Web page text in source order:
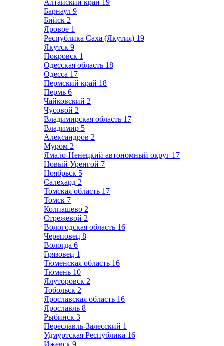
Алтайский край 19
Барнаул 9
Бийск 2
Яровое 1
Республика Саха (Якутия) 19
Якутск 9
Покровск 1
Одесская область 18
Одесса 17
Пермский край 18
Пермь 6
Чайковский 2
Чусовой 2
Владимирская область 17
Владимир 5
Александров 2
Муром 2
Ямало-Ненецкий автономный округ 17
Новый Уренгой 7
Ноябрьск 5
Салехард 2
Томская область 17
Томск 7
Колпашево 2
Стрежевой 2
Вологодская область 16
Череповец 8
Вологда 6
Грязовец 1
Тюменская область 16
Тюмень 10
Ялуторовск 2
Тобольск 2
Ярославская область 16
Ярославль 8
Рыбинск 3
Переславль-Залесский 1
Удмуртская Республика 16
Ижевск 9